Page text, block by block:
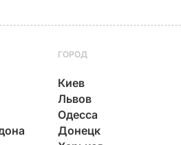
ГОРОД
Киев
Львов
Одесса
Донецк